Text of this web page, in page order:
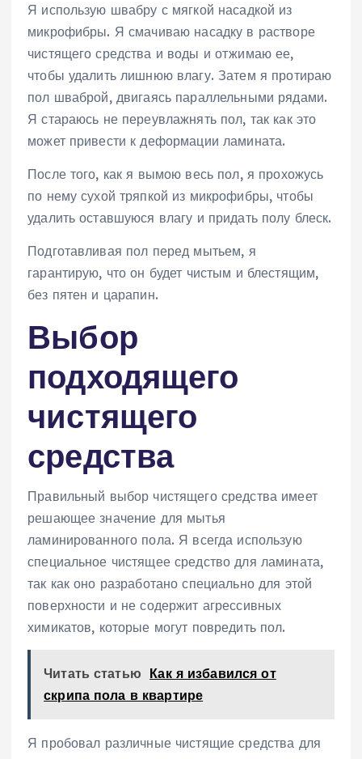
Я использую швабру с мягкой насадкой из
микрофибры. Я смачиваю насадку в растворе
чистящего средства и воды и отжимаю ее,
чтобы удалить лишнюю влагу. Затем я протираю
пол шваброй, двигаясь параллельными рядами.
Я стараюсь не переувлажнять пол, так как это
может привести к деформации ламината.
После того, как я вымою весь пол, я прохожусь
по нему сухой тряпкой из микрофибры, чтобы
удалить оставшуюся влагу и придать полу блеск.
Подготавливая пол перед мытьем, я
гарантирую, что он будет чистым и блестящим,
без пятен и царапин.
Выбор
подходящего
чистящего
средства
Правильный выбор чистящего средства имеет
решающее значение для мытья
ламинированного пола. Я всегда использую
специальное чистящее средство для ламината,
так как оно разработано специально для этой
поверхности и не содержит агрессивных
химикатов, которые могут повредить пол.
Читать статью Как я избавился от
скрипа пола в квартире
Я пробовал различные чистящие средства для